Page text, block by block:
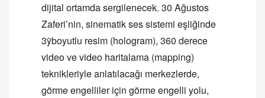
dijital ortamda sergilenecek. 30 Ağustos
Zaferi’nin, sinematik ses sistemi eşliğinde
3ÿboyutlu resim (hologram), 360 derece
video ve video haritalama (mapping)
teknikleriyle anlatılacağı merkezlerde,
görme engelliler için görme engelli yolu,